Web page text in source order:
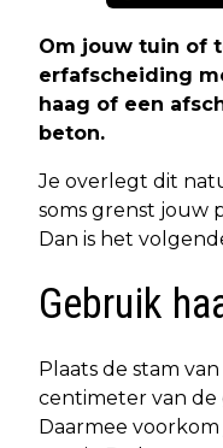
Om jouw tuin of
erfafscheiding
haag of een
beton.
Je overlegt dit
soms grenst jouw
Dan is het
Gebruik
Plaats de stam
centimeter van
Daarmee